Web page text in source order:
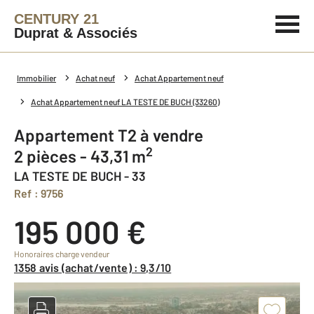
CENTURY 21
Duprat & Associés
Immobilier Achat neuf Achat Appartement neuf
Achat Appartement neuf LA TESTE DE BUCH (33260)
Appartement T2 à vendre
2 pièces - 43,31 m2
LA TESTE DE BUCH - 33
Ref : 9756
195 000 €
Honoraires charge vendeur
1358 avis (achat/vente) : 9,3/10